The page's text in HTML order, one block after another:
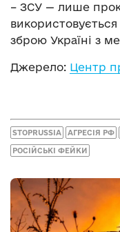
– ЗСУ — лише
зброю Україні з
Джерело: Центр
STOPRUSSIA АГРЕСІЯ РФ
РОСІЙСЬКІ ФЕЙКИ